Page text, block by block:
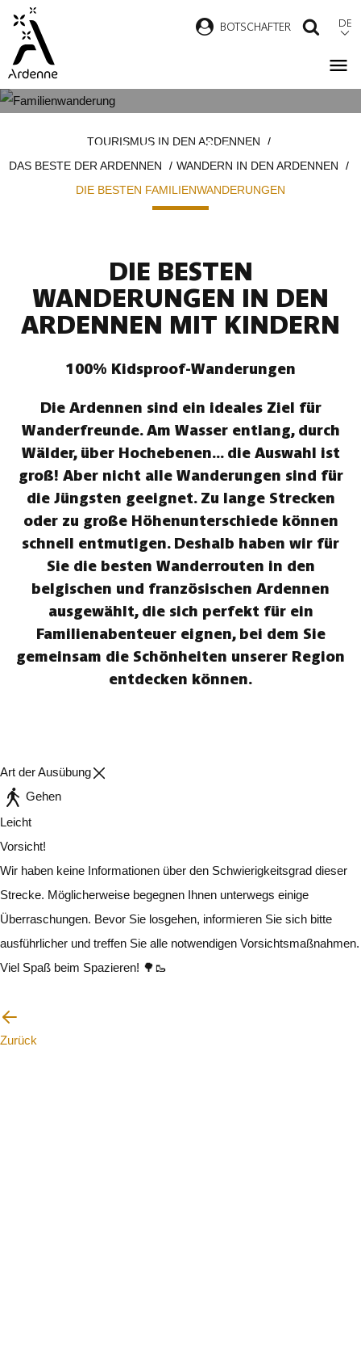
Direkt
zum
Inhalt
BOTSCHAFTER DE
WANDERUNGEN FÜR DIE GANZE
FAMILIE
TOURISMUS IN DEN ARDENNEN
DAS BESTE DER ARDENNEN
WANDERN IN DEN ARDENNEN
DIE BESTEN FAMILIENWANDERUNGEN
DIE BESTEN
WANDERUNGEN IN DEN
ARDENNEN MIT KINDERN
100% Kidsproof-Wanderungen
Die Ardennen sind ein ideales Ziel für
Wanderfreunde. Am Wasser entlang, durch
Wälder, über Hochebenen... die Auswahl ist
groß! Aber nicht alle Wanderungen sind für
die Jüngsten geeignet. Zu lange Strecken
oder zu große Höhenunterschiede können
schnell entmutigen. Deshalb haben wir für
Sie die besten Wanderrouten in den
belgischen und französischen Ardennen
ausgewählt, die sich perfekt für ein
Familienabenteuer eignen, bei dem Sie
gemeinsam die Schönheiten unserer Region
entdecken können.
Art der Ausübung
Gehen
Leicht
Vorsicht!
Wir haben keine Informationen über den Schwierigkeitsgrad dieser
Strecke. Möglicherweise begegnen Ihnen unterwegs einige
Überraschungen. Bevor Sie losgehen, informieren Sie sich bitte
ausführlicher und treffen Sie alle notwendigen Vorsichtsmaßnahmen.
Viel Spaß beim Spazieren! 🌳🥾
Zurück